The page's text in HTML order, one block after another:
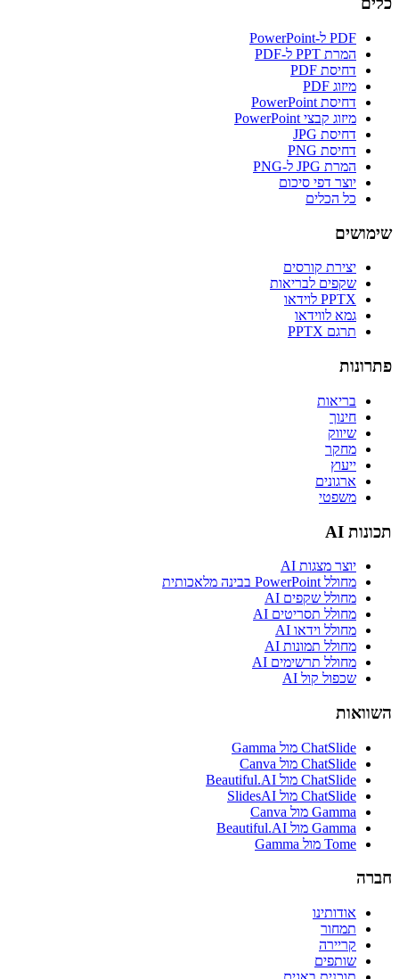
PDF ל-PowerPoint
המרת PPT ל-PDF
דחיסת PDF
מיזוג PDF
דחיסת PowerPoint
מיזוג קבצי PowerPoint
דחיסת JPG
דחיסת PNG
המרת JPG ל-PNG
יוצר דפי סיכום
כל הכלים
שימושים
יצירת קורסים
שקפים לבריאות
PPTX לוידאו
גמא לווידאו
תרגם PPTX
פתרונות
בריאות
חינוך
שיווק
מחקר
ייעוץ
ארגונים
משפטי
תכונות AI
יוצר מצגות AI
מחולל PowerPoint בבינה מלאכותית
מחולל שקפים AI
מחולל תסריטים AI
מחולל וידאו AI
מחולל תמונות AI
מחולל תרשימים AI
שכפול קול AI
השוואות
ChatSlide מול Gamma
ChatSlide מול Canva
ChatSlide מול Beautiful.AI
ChatSlide מול SlidesAI
Gamma מול Canva
Gamma מול Beautiful.AI
Tome מול Gamma
חברה
אודותינו
תמחור
קריירה
שותפים